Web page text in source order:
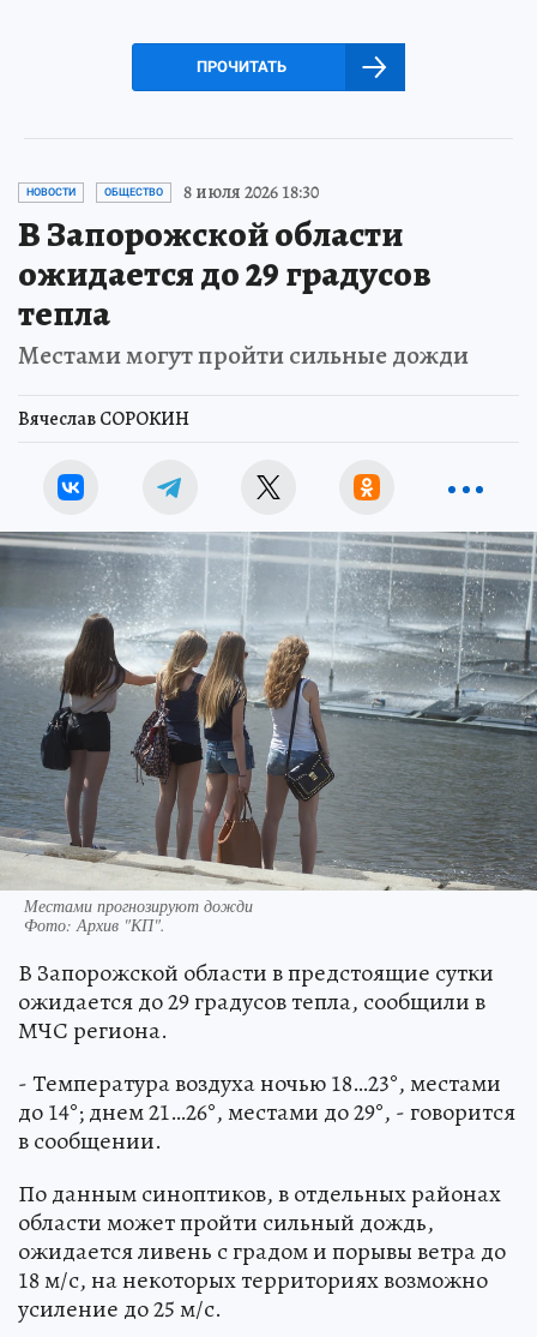
ПРОЧИТАТЬ
НОВОСТИ ОБЩЕСТВО 8 июля 2026 18:30
В Запорожской области
ожидается до 29 градусов
тепла
Местами могут пройти сильные дожди
Вячеслав СОРОКИН
Местами прогнозируют дожди
Фото:Архив "КП".
В Запорожской области в предстоящие сутки
ожидается до 29 градусов тепла, сообщили в
МЧС региона.
- Температура воздуха ночью 18…23°, местами
до 14°; днем 21…26°, местами до 29°, - говорится
в сообщении.
По данным синоптиков, в отдельных районах
области может пройти сильный дождь,
ожидается ливень с градом и порывы ветра до
18 м/с, на некоторых территориях возможно
усиление до 25 м/с.